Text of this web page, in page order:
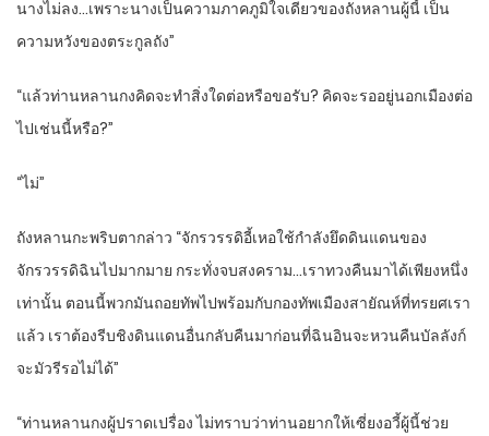
นางไม่ลง…เพราะนางเป็นความภาคภูมิใจเดียวของถังหลานผู้นี้ เป็น
ความหวังของตระกูลถัง”
“แล้วท่านหลานกงคิดจะทำสิ่งใดต่อหรือขอรับ? คิดจะรออยู่นอกเมืองต่อ
ไปเช่นนี้หรือ?”
“ไม่”
ถังหลานกะพริบตากล่าว “จักรวรรดิอี้เหอใช้กำลังยึดดินแดนของ
จักรวรรดิฉินไปมากมาย กระทั่งจบสงคราม…เราทวงคืนมาได้เพียงหนึ่ง
เท่านั้น ตอนนี้พวกมันถอยทัพไปพร้อมกับกองทัพเมืองสายัณห์ที่ทรยศเรา
แล้ว เราต้องรีบชิงดินแดนอื่นกลับคืนมาก่อนที่ฉินอินจะหวนคืนบัลลังก์
จะมัวรีรอไม่ได้”
“ท่านหลานกงผู้ปราดเปรื่อง ไม่ทราบว่าท่านอยากให้เซี่ยงอวี้ผู้นี้ช่วย